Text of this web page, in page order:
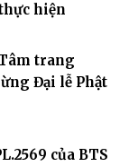
hiện
trang
Đại lễ Phật
của BTS